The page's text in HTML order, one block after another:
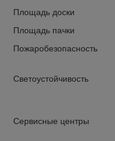
Площадь доски
Площадь пачки
Пожаробезопасность
Светоустойчивость
Сервисные центры